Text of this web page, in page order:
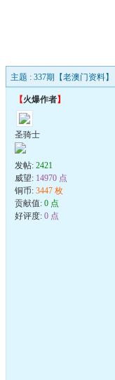
主题 : 337期【老澳门资料
【火爆作者】
圣骑士
发帖: 2421
威望: 14970 点
铜币: 3447 枚
贡献值: 0 点
好评度: 0 点